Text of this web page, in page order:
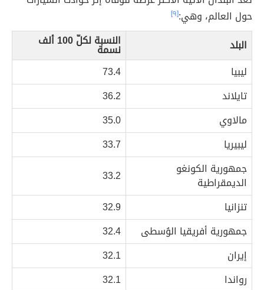
حول العالم، وهي:[٩]
البلد النسبة لكلّ 100 ألف
نسمة
ليبيا
73.4
تايلاند
36.2
مالاوي
35.0
ليبيريا
33.7
جمهورية الكونغو
الديمقراطية
33.2
تنزانيا
32.9
جمهورية أفريقيا الوُسطى
32.4
إيران
32.1
رواندا
32.1